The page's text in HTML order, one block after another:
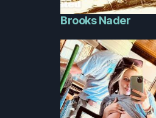
Brooks Nader